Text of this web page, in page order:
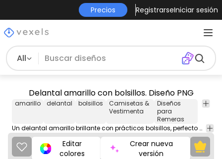
Precios RegistrarseIniciar sesión
All
Delantal amarillo con bolsillos. Diseño PNG
amarillo delantal bolsillos
Camisetas &
Vestimenta
Diseños
para
Remeras
Un delantal amarillo brillante con prácticos bolsillos, perfecto para tener lo esencial a mano mientras cocinas o trabajas.
Editar
colores
Crear nueva
versión